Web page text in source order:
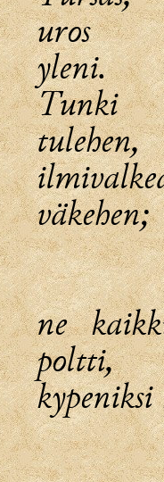
uros
yleni.
Tunki
tulehen,
väkehen;
ne
poltti,